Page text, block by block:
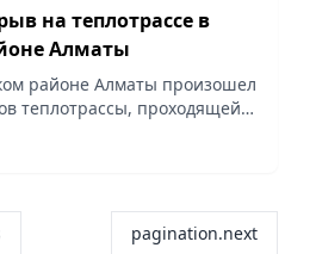
на теплотрассе в
Алматы
районе Алматы произошел
теплотрассы, проходящей
Серикова, 2а. По
нештатная ситуация
pagination.next